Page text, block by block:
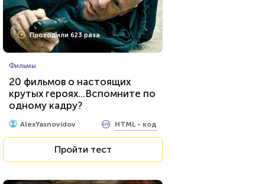
Проходили 623 раза
Фильмы
20 фильмов о настоящих
крутых героях...Вспомните по
одному кадру?
AlexYasnovidov HTML - код
Пройти тест